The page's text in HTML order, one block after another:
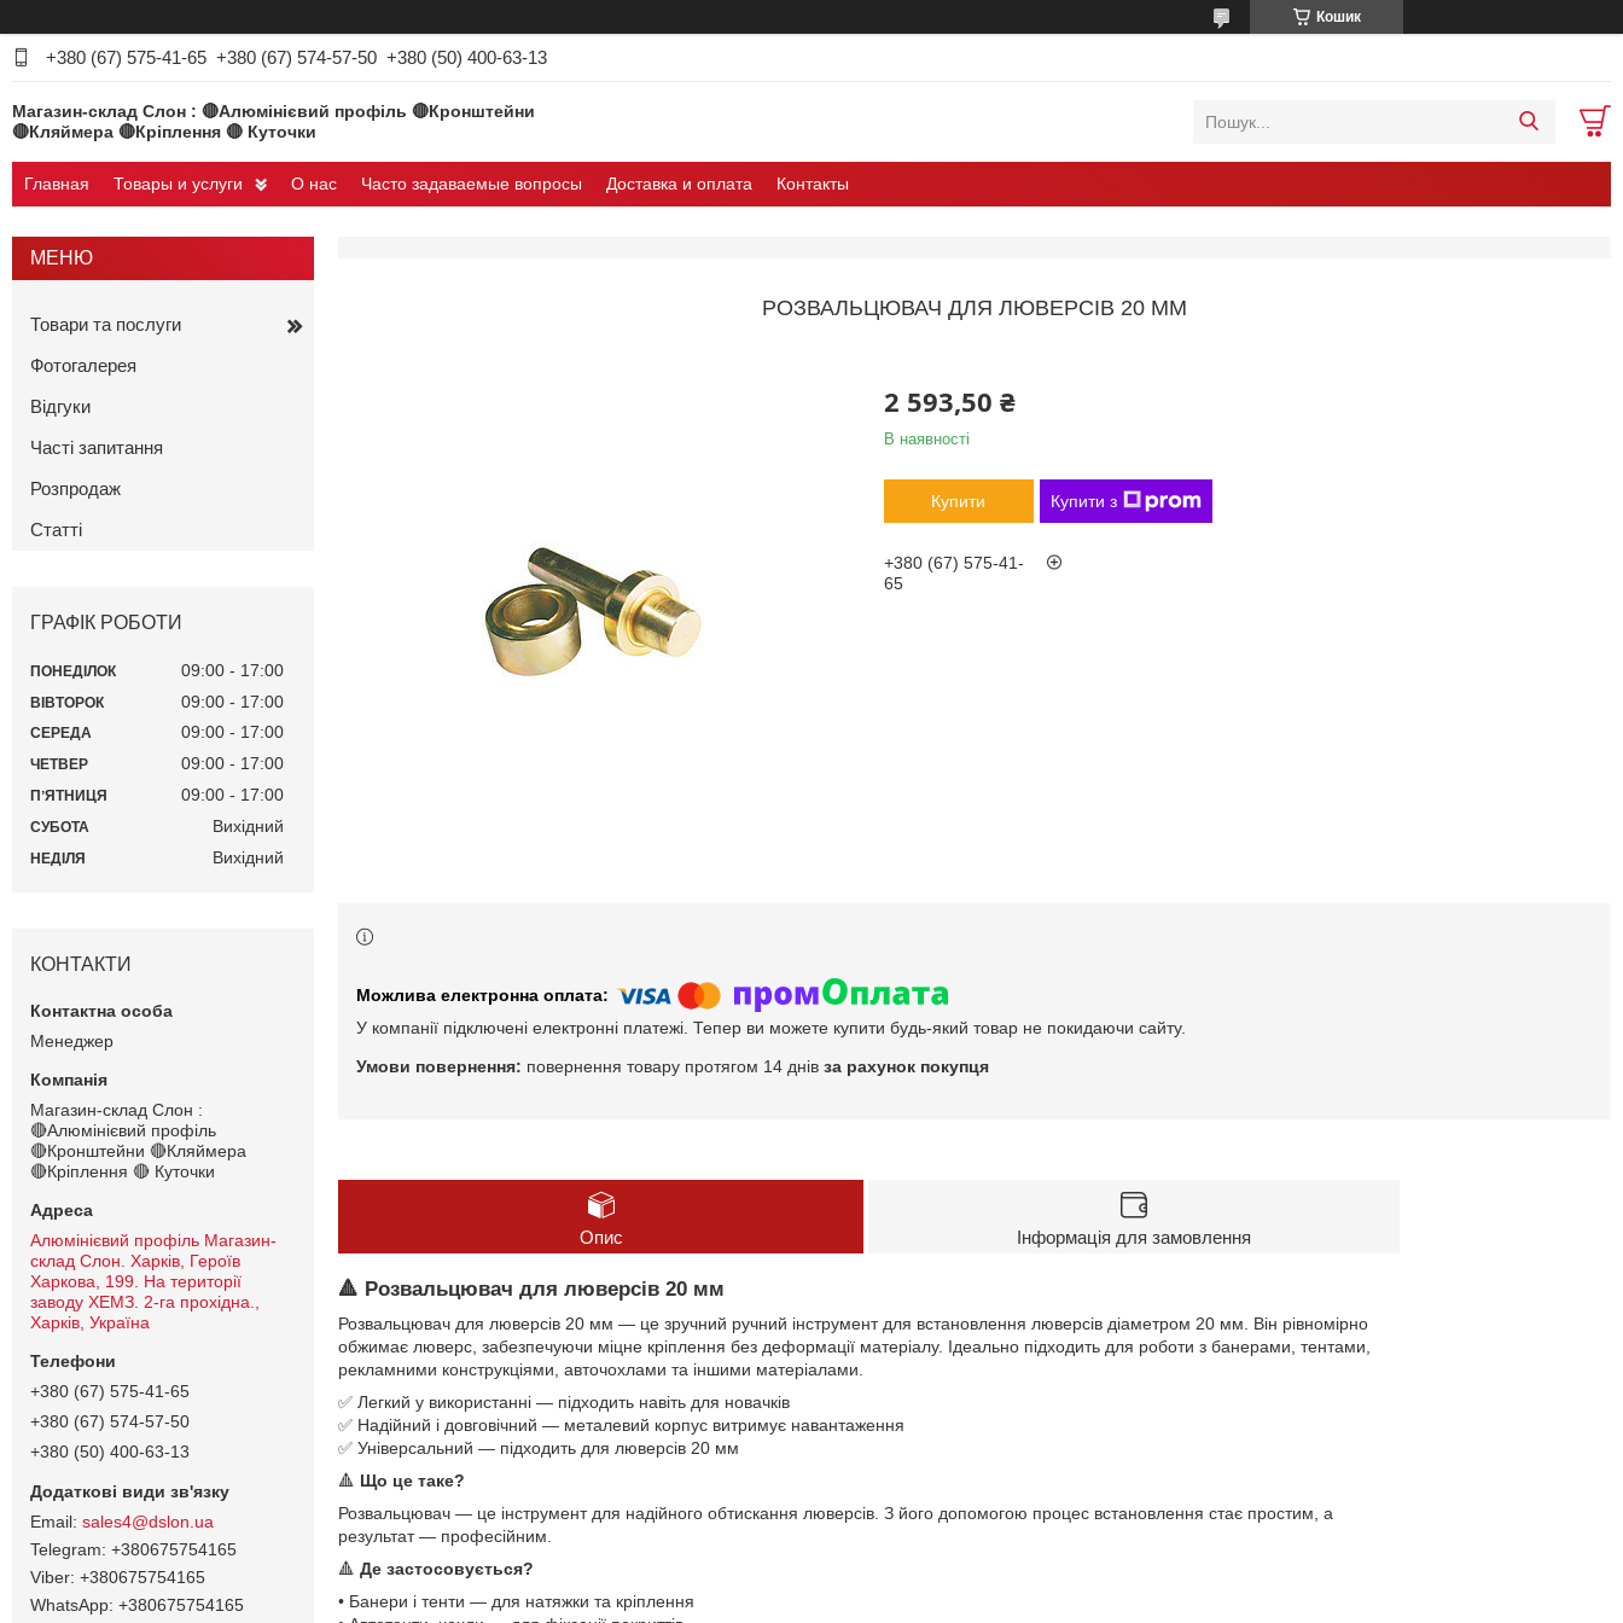
Кошик
+380 (67) 575-41-65 +380 (67) 574-57-50 +380 (50) 400-63-13
Магазин-склад Слон : 🔴Алюмінієвий профіль 🔴Кронштейни
🔴Кляймера 🔴Кріплення 🔴 Куточки
Главная Товары и услуги О нас Часто задаваемые вопросы Доставка и оплата Контакты
РОЗВАЛЬЦЮВАЧ ДЛЯ ЛЮВЕРСІВ 20 ММ
2 593,50 ₴
В наявності
Купити Купити з
+380 (67) 575-41-
65
У компанії підключені електронні платежі. Тепер ви можете купити будь-який товар не покидаючи сайту.
повернення товару протягом 14 днів за рахунок покупця
Опис Інформація для замовлення
🔺 Розвальцювач для люверсів 20 мм
Розвальцювач для люверсів 20 мм — це зручний ручний інструмент для встановлення люверсів діаметром 20 мм. Він рівномірно
обжимає люверс, забезпечуючи міцне кріплення без деформації матеріалу. Ідеально підходить для роботи з банерами, тентами,
рекламними конструкціями, авточохлами та іншими матеріалами.
✅ Легкий у використанні — підходить навіть для новачків
✅ Надійний і довговічний — металевий корпус витримує навантаження
✅ Універсальний — підходить для люверсів 20 мм
🔺 Що це таке?
Розвальцювач — це інструмент для надійного обтискання люверсів. З його допомогою процес встановлення стає простим, а
результат — професійним.
🔺 Де застосовується?
• Банери і тенти — для натяжки та кріплення
Товари та послуги
Фотогалерея
Відгуки
Часті запитання
Розпродаж
Статті
ГРАФІК РОБОТИ
ПОНЕДІЛОК 09:00 17:00
ВІВТОРОК 09:00 17:00
СЕРЕДА 09:00 17:00
ЧЕТВЕР 09:00 17:00
ПʼЯТНИЦЯ 09:00 17:00
СУБОТА Вихідний
НЕДІЛЯ Вихідний
КОНТАКТИ
Менеджер
Магазин-склад Слон :
🔴Алюмінієвий профіль
🔴Кронштейни 🔴Кляймера
🔴Кріплення 🔴 Куточки
Алюмінієвий профіль Магазин-
склад Слон. Харків, Героїв
Харкова, 199. На території
заводу ХЕМЗ. 2-га прохідна.,
Харків, Україна
+380 (67) 575-41-65
+380 (67) 574-57-50
+380 (50) 400-63-13
sales4@dslon.ua
+380675754165
+380675754165
+380675754165